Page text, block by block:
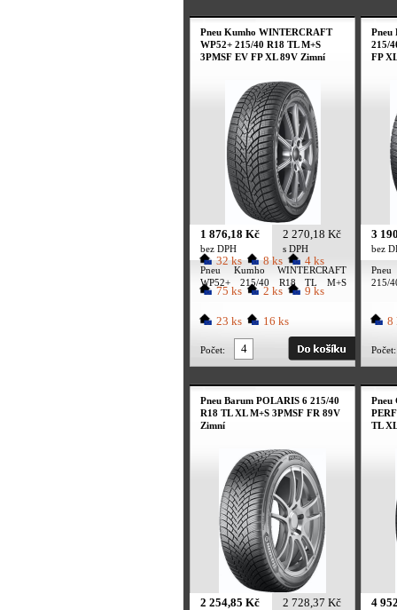
Pneu Kumho WINTERCRAFT
WP52+ 215/40 R18 TL M+S
3PMSF EV FP XL 89V Zimní
1 876,18 Kč
bez DPH
2 270,18 Kč
s DPH
Pneu Kumho WINTERCRAFT
WP52+ 215/40 R18 TL M+S
3PMSF EV FP XL 89V Zimní
32 ks 8 ks 4 ks
75 ks 2 ks 9 ks
23 ks 16 ks
Počet:
Pneu
215/
FP
3
bez
215/
8
Počet:
Pneu Barum POLARIS 6 215/40
R18 TL XL M+S 3PMSF FR 89V
Zimní
2 254,85 Kč 2 728,37 Kč
Pneu
TL
4